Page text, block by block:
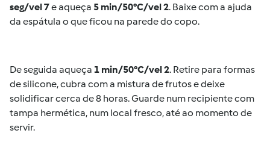
seg/vel 7e aqueça 5 min/50°C/vel 2. Baixe com a ajuda
da espátula o que ficou na parede do copo.
De seguida aqueça 1 min/50°C/vel 2. Retire para formas
de silicone, cubra com a mistura de frutos e deixe
solidificar cerca de 8 horas. Guarde num recipiente com
tampa hermética, num local fresco, até ao momento de
servir.